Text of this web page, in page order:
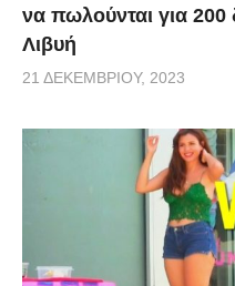
να πωλούνται για
Λιβυή
21 ΔΕΚΕΜΒΡΊΟΥ, 2023